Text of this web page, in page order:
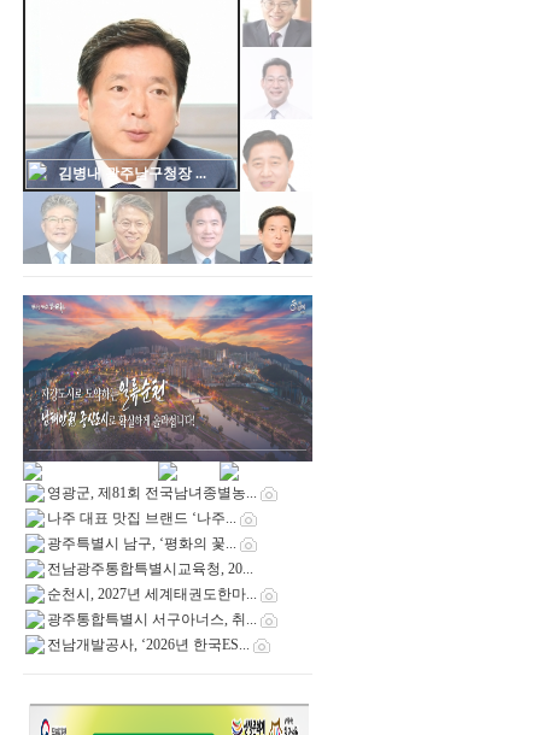
김병내 광주남구청장 ...
영광군, 제81회 전국남녀종별농...
나주 대표 맛집 브랜드 ‘나주...
광주특별시 남구, ‘평화의 꽃...
전남광주통합특별시교육청, 20...
순천시, 2027년 세계태권도한마...
광주통합특별시 서구아너스, 취...
전남개발공사, ‘2026년 한국ES...